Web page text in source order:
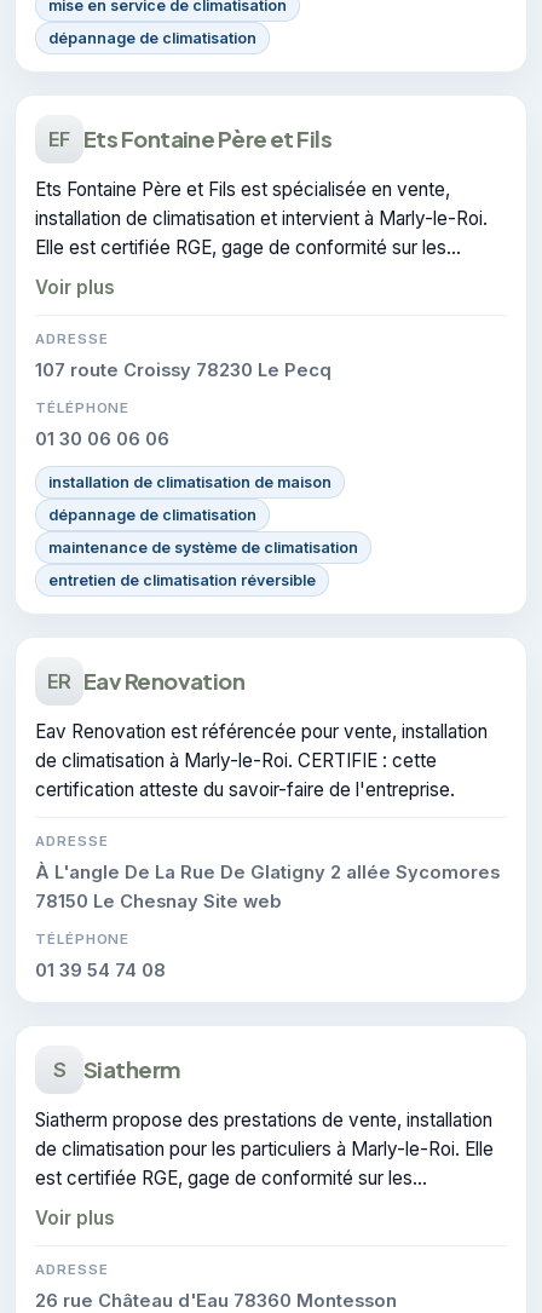
mise en service de climatisation
dépannage de climatisation
EF Ets Fontaine Père et Fils
Ets Fontaine Père et Fils est spécialisée en vente,
installation de climatisation et intervient à Marly-le-Roi.
Elle est certifiée RGE, gage de conformité sur les
interventions réalisées.
Voir plus
ADRESSE
107 route Croissy 78230 Le Pecq
TÉLÉPHONE
01 30 06 06 06
installation de climatisation de maison
dépannage de climatisation
maintenance de système de climatisation
entretien de climatisation réversible
ER Eav Renovation
Eav Renovation est référencée pour vente, installation
de climatisation à Marly-le-Roi. CERTIFIE : cette
certification atteste du savoir-faire de l'entreprise.
ADRESSE
À L'angle De La Rue De Glatigny 2 allée Sycomores
78150 Le Chesnay Site web
TÉLÉPHONE
01 39 54 74 08
S Siatherm
Siatherm propose des prestations de vente, installation
de climatisation pour les particuliers à Marly-le-Roi. Elle
est certifiée RGE, gage de conformité sur les
interventions réalisées.
Voir plus
ADRESSE
26 rue Château d'Eau 78360 Montesson